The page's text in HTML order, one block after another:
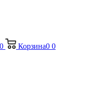
0 Корзина0 0